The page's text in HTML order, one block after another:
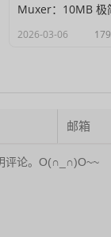
2026-03-06